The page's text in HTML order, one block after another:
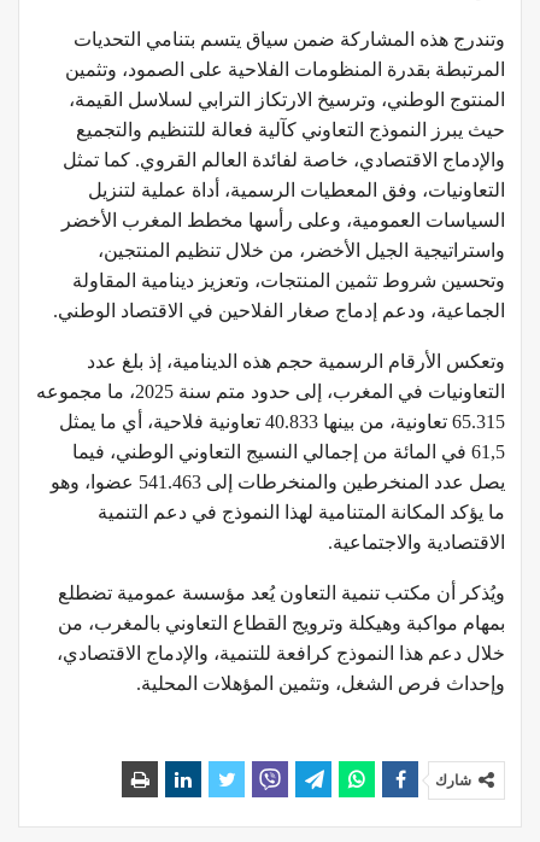
وتندرج هذه المشاركة ضمن سياق يتسم بتنامي التحديات
المرتبطة بقدرة المنظومات الفلاحية على الصمود، وتثمين
المنتوج الوطني، وترسيخ الارتكاز الترابي لسلاسل القيمة،
حيث يبرز النموذج التعاوني كآلية فعالة للتنظيم والتجميع
والإدماج الاقتصادي، خاصة لفائدة العالم القروي. كما تمثل
التعاونيات، وفق المعطيات الرسمية، أداة عملية لتنزيل
السياسات العمومية، وعلى رأسها مخطط المغرب الأخضر
واستراتيجية الجيل الأخضر، من خلال تنظيم المنتجين،
وتحسين شروط تثمين المنتجات، وتعزيز دينامية المقاولة
الجماعية، ودعم إدماج صغار الفلاحين في الاقتصاد الوطني.
وتعكس الأرقام الرسمية حجم هذه الدينامية، إذ بلغ عدد
التعاونيات في المغرب، إلى حدود متم سنة 2025، ما مجموعه
65.315 تعاونية، من بينها 40.833 تعاونية فلاحية، أي ما يمثل
61,5 في المائة من إجمالي النسيج التعاوني الوطني، فيما
يصل عدد المنخرطين والمنخرطات إلى 541.463 عضوا، وهو
ما يؤكد المكانة المتنامية لهذا النموذج في دعم التنمية
الاقتصادية والاجتماعية.
ويُذكر أن مكتب تنمية التعاون يُعد مؤسسة عمومية تضطلع
بمهام مواكبة وهيكلة وترويج القطاع التعاوني بالمغرب، من
خلال دعم هذا النموذج كرافعة للتنمية، والإدماج الاقتصادي،
وإحداث فرص الشغل، وتثمين المؤهلات المحلية.
شارك